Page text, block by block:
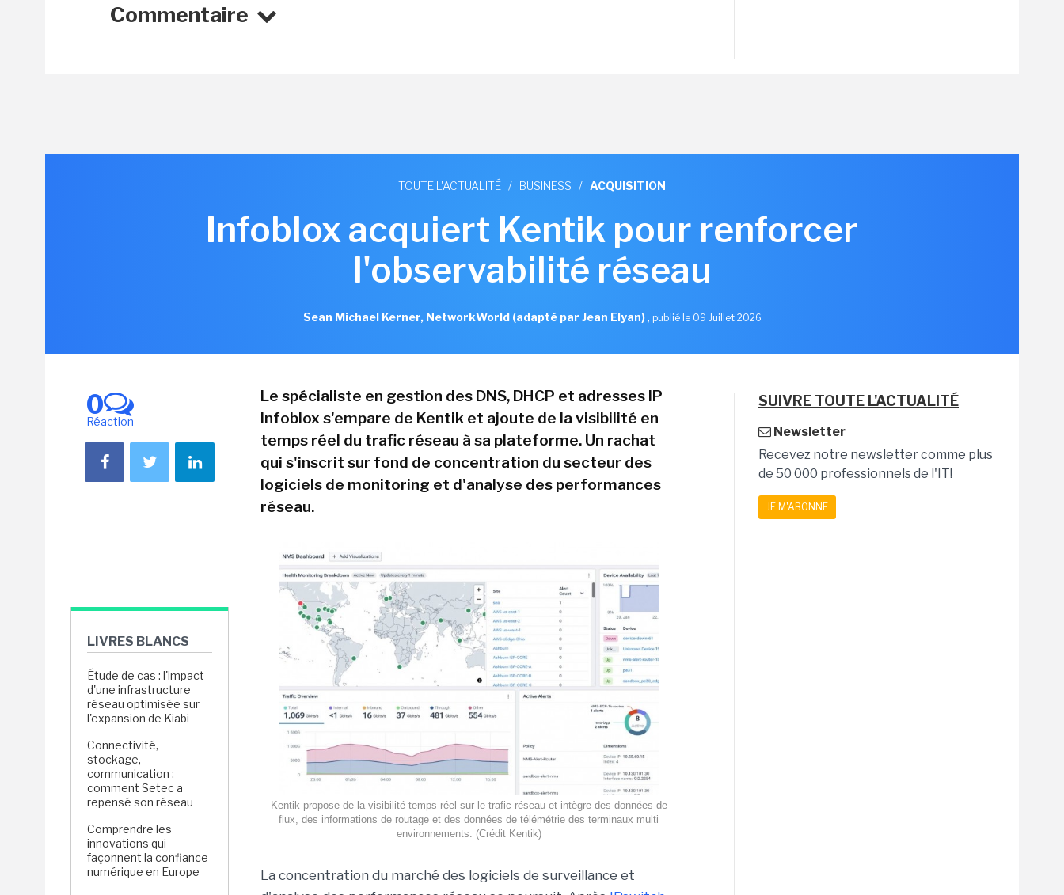
Commentaire
TOUTE L'ACTUALITÉ / BUSINESS / ACQUISITION
Infoblox acquiert Kentik pour renforcer
l'observabilité réseau
Sean Michael Kerner, NetworkWorld (adapté par Jean Elyan), publié le 09 Juillet 2026
0
Réaction
LIVRES BLANCS
Étude de cas : l'impact
d'une infrastructure
réseau optimisée sur
l'expansion de Kiabi
Connectivité,
stockage,
communication :
comment Setec a
repensé son réseau
Comprendre les
innovations qui
façonnent la confiance
numérique en Europe
Le spécialiste en gestion des DNS, DHCP et adresses IP
Infoblox s'empare de Kentik et ajoute de la visibilité en
temps réel du trafic réseau à sa plateforme. Un rachat
qui s'inscrit sur fond de concentration du secteur des
logiciels de monitoring et d'analyse des performances
réseau.
Kentik propose de la visibilité temps réel sur le trafic réseau et intègre des données de
flux, des informations de routage et des données de télémétrie des terminaux multi
environnements. (Crédit Kentik)
La concentration du marché des logiciels de surveillance et
SUIVRE TOUTE L'ACTUALITÉ
Newsletter
Recevez notre newsletter comme plus
de 50 000 professionnels de l'IT!
JE M'ABONNE